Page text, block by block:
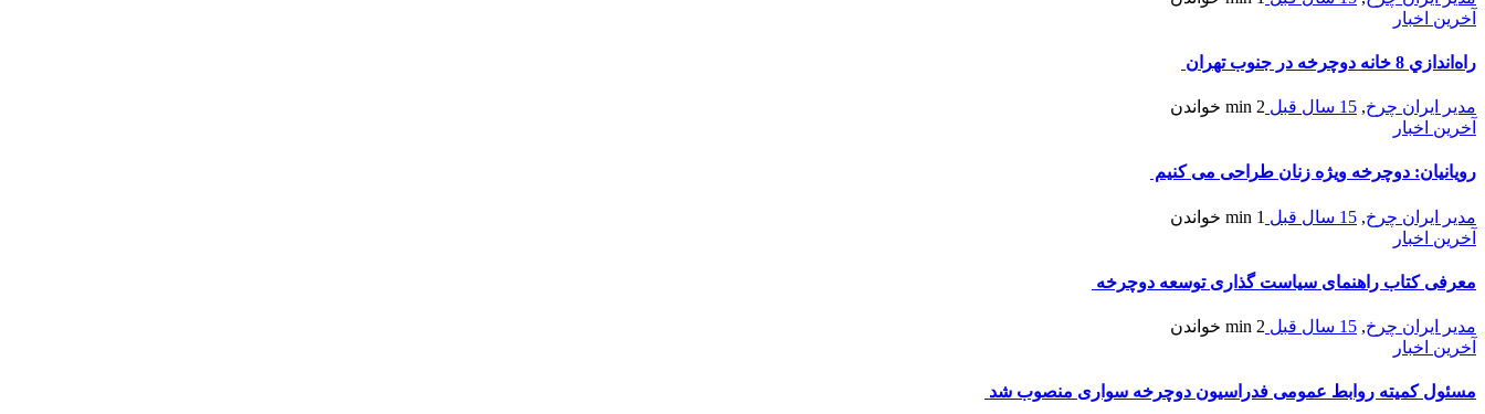
آخرین اخبار
راه‌اندازي 8 خانه دوچرخه در جنوب تهران
مدیر ایران چرخ, 15 سال قبل 2 min
خواندن
آخرین اخبار
رویانیان: دوچرخه ویژه زنان طراحی می کنیم
مدیر ایران چرخ, 15 سال قبل 1 min
خواندن
آخرین اخبار
معرفی کتاب راهنمای سیاست گذاری توسعه دوچرخه
مدیر ایران چرخ, 15 سال قبل 2 min
خواندن
آخرین اخبار
مسئول کمیته روابط عمومی فدراسیون دوچرخه سواری منصوب شد